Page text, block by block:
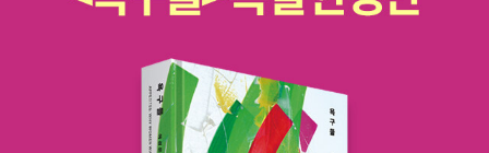
어갔다 나온 자크가 1차 세계대전을 맞아 세상의 모든 반전주의자들
에게 지울 수 없는 반전의식을 심어줄 것입니다. 이런 의미에서 이 책
은 건전한 의식화 자료라고 할 수 있습니다. 전쟁에 반대하는 것에는
신념이 필요합니다. 당신에게 그 신념이 생긴다면 그걸 결코 놓치지